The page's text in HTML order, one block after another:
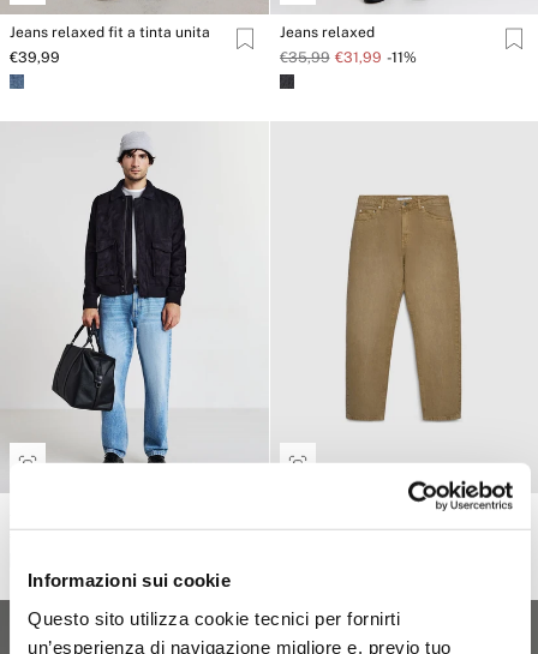
Informazioni sui cookie
Questo sito utilizza cookie tecnici per fornirti
un’esperienza di navigazione migliore e, previo tuo
Jeans relaxed fit a tinta unita
€39,99
Jeans relaxed
€35,99 €31,99 -11%
€35,99 €31,99 -11%
Jeans relaxed a tinta unita
€39,99